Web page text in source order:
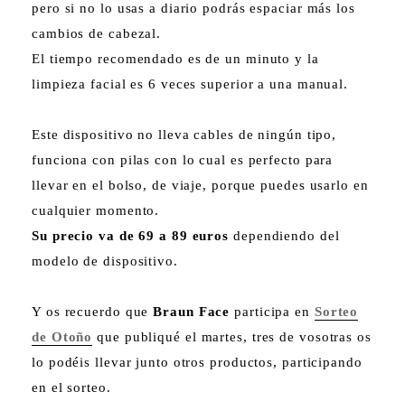
pero si no lo usas a diario podrás espaciar más los
cambios de cabezal.
El tiempo recomendado es de un minuto y la
limpieza facial es 6 veces superior a una manual.
Este dispositivo no lleva cables de ningún tipo,
funciona con pilas con lo cual es perfecto para
llevar en el bolso, de viaje, porque puedes usarlo en
cualquier momento.
Su precio va de 69 a 89 euros dependiendo del
modelo de dispositivo.
Y os recuerdo queBraun Face participa en Sorteo
de Otoño que publiqué el martes, tres de vosotras os
lo podéis llevar junto otros productos, participando
en el sorteo.